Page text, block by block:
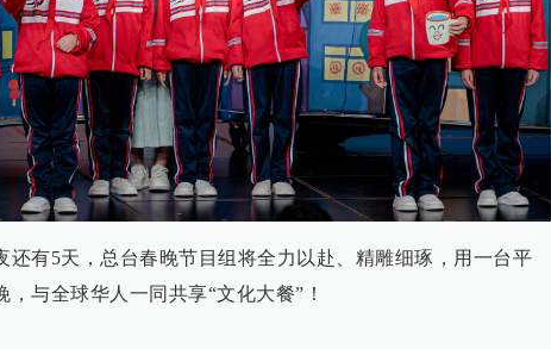
还有5天，总台春晚节目组将全力以赴、精雕细琢，用一台平
，与全球华人一同共享“文化大餐”！